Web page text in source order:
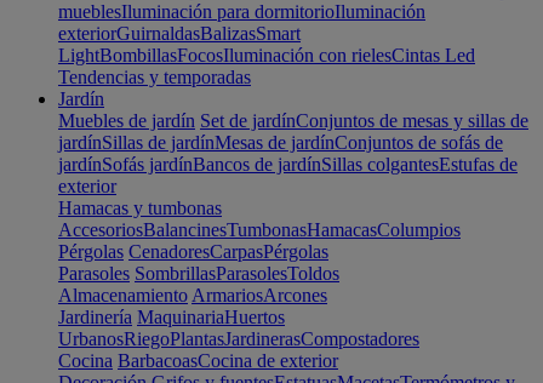
mueblesIluminación para dormitorioIluminación
exteriorGuirnaldasBalizasSmart
LightBombillasFocosIluminación con rielesCintas Led
Tendencias y temporadas
Jardín
Muebles de jardín Set de jardínConjuntos de mesas y sillas de
jardínSillas de jardínMesas de jardínConjuntos de sofás de
jardínSofás jardínBancos de jardínSillas colgantesEstufas de
exterior
Hamacas y tumbonas
AccesoriosBalancinesTumbonasHamacasColumpios
Pérgolas CenadoresCarpasPérgolas
Parasoles SombrillasParasolesToldos
Almacenamiento ArmariosArcones
Jardinería MaquinariaHuertos
UrbanosRiegoPlantasJardinerasCompostadores
Cocina BarbacoasCocina de exterior